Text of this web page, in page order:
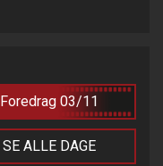
Foredrag 03/11
SE ALLE DAGE